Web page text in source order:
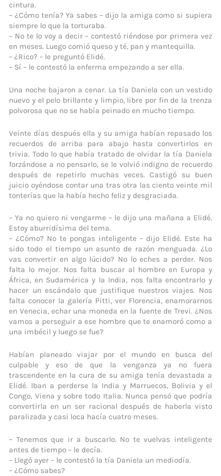
cintura.
– ¿Cómo tenía? Ya sabes – dijo la amiga como si supiera
siempre lo que la torturaba.
– No te lo voy a decir – contestó riéndose por primera vez
en meses. Luego comió queso y té, pan y mantequilla.
– ¿Rico? – le preguntó Elidé.
– Sí – le contestó la enferma empezando a ser ella.
Una noche bajaron a cenar. La tía Daniela con un vestido
nuevo y el pelo brillante y limpio, libre por fin de la trenza
polvorosa que no se había peinado en mucho tiempo.
Veinte días después ella y su amiga habían repasado los
recuerdos de arriba para abajo hasta convertirlos en
trivia. Todo lo que había tratado de olvidar la tía Daniela
forzándose a no pensarlo, se le volvió indigno de recuerdo
después de repetirlo muchas veces. Castigó su buen
juicio oyéndose contar una tras otra las ciento veinte mil
tonterías que la había hecho feliz y desgraciada.
– Ya no quiero ni vengarme – le dijo una mañana a Elidé.
Estoy aburridísima del tema.
– ¿Cómo? No te pongas inteligente – dijo Elidé. Este ha
sido todo el tiempo un asunto de razón menguada. ¿Lo
vas convertir en algo lúcido? No lo eches a perder. Nos
falta lo mejor. Nos falta buscar al hombre en Europa y
África, en Sudamérica y la India, nos falta encontrarlo y
hacer un escándalo que justifique nuestros viajes. Nos
falta conocer la galería Pitti, ver Florencia, enamorarnos
en Venecia, echar una moneda en la fuente de Trevi. ¿Nos
vamos a perseguir a ese hombre que te enamoró como a
una imbécil y luego se fue?
Habían planeado viajar por el mundo en busca del
culpable y eso de que la venganza ya no fuera
trascendente en la cura de su amiga tenía devastada a
Elidé. Iban a perderse la India y Marruecos, Bolivia y el
Congo, Viena y sobre todo Italia. Nunca pensó que podría
convertirla en un ser racional después de haberla visto
paralizada y casi loca hacía cuatro meses.
– Tenemos que ir a buscarlo. No te vuelvas inteligente
antes de tiempo – le decía.
– Llegó ayer – le contestó la tía Daniela un mediodía.
– ¿Cómo sabes?